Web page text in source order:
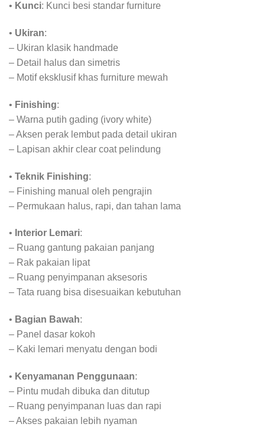
• Kunci: Kunci besi standar furniture
• Ukiran:
– Ukiran klasik handmade
– Detail halus dan simetris
– Motif eksklusif khas furniture mewah
• Finishing:
– Warna putih gading (ivory white)
– Aksen perak lembut pada detail ukiran
– Lapisan akhir clear coat pelindung
• Teknik Finishing:
– Finishing manual oleh pengrajin
– Permukaan halus, rapi, dan tahan lama
• Interior Lemari:
– Ruang gantung pakaian panjang
– Rak pakaian lipat
– Ruang penyimpanan aksesoris
– Tata ruang bisa disesuaikan kebutuhan
• Bagian Bawah:
– Panel dasar kokoh
– Kaki lemari menyatu dengan bodi
• Kenyamanan Penggunaan:
– Pintu mudah dibuka dan ditutup
– Ruang penyimpanan luas dan rapi
– Akses pakaian lebih nyaman